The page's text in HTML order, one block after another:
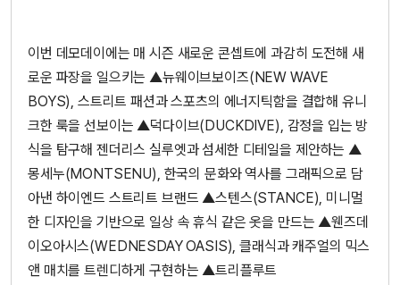
이번 데모데이에는 매 시즌 새로운 콘셉트에 과감히 도전해 새
로운 파장을 일으키는 ▲뉴웨이브보이즈(NEW WAVE
BOYS), 스트리트 패션과 스포츠의 에너지틱함을 결합해 유니
크한 룩을 선보이는 ▲덕다이브(DUCKDIVE), 감정을 입는 방
식을 탐구해 젠더리스 실루엣과 섬세한 디테일을 제안하는 ▲
몽세누(MONTSENU), 한국의 문화와 역사를 그래픽으로 담
아낸 하이엔드 스트리트 브랜드 ▲스텐스(STANCE), 미니멀
한 디자인을 기반으로 일상 속 휴식 같은 옷을 만드는 ▲웬즈데
이오아시스(WEDNESDAY OASIS), 클래식과 캐주얼의 믹스
앤 매치를 트렌디하게 구현하는 ▲트리플루트